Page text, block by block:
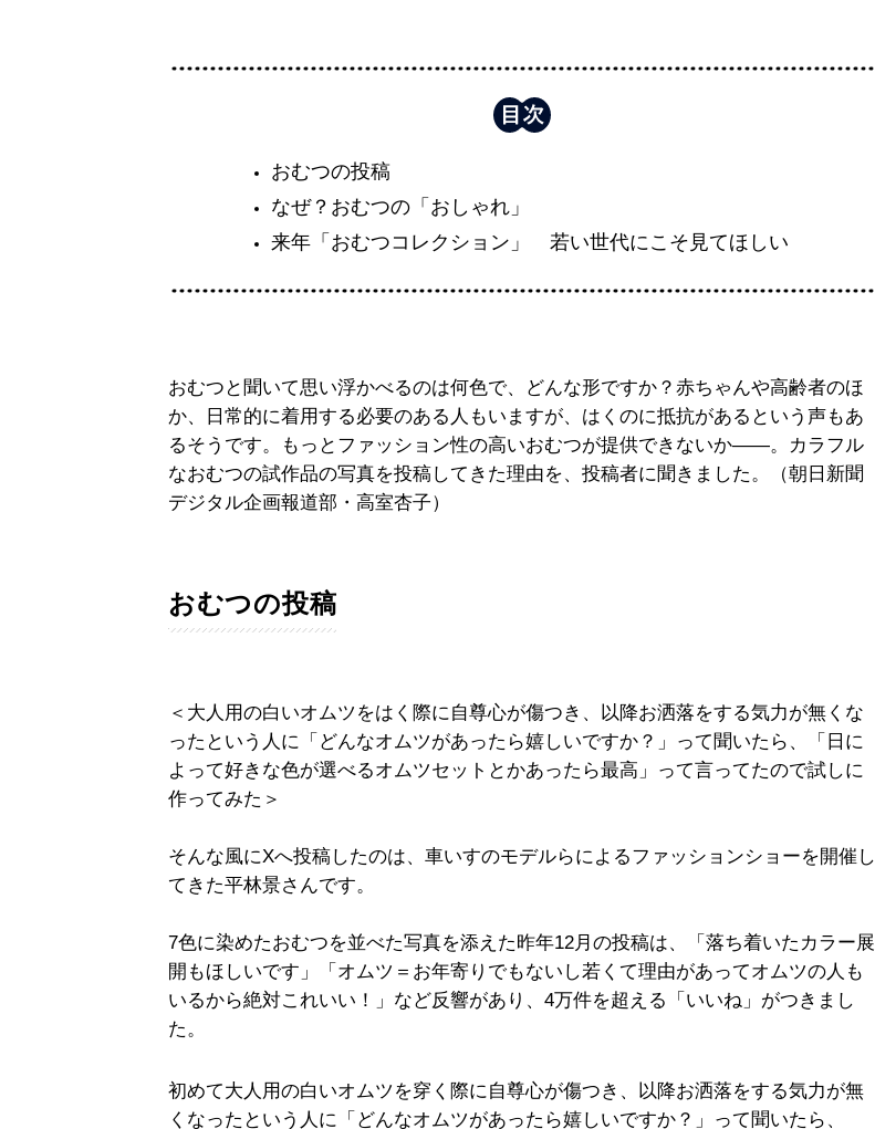
おむつの投稿
なぜ？おむつの「おしゃれ」
来年「おむつコレクション」 若い世代にこそ見てほしい
おむつと聞いて思い浮かべるのは何色で、どんな形ですか？赤ちゃんや高齢者のほ
か、日常的に着用する必要のある人もいますが、はくのに抵抗があるという声もあ
るそうです。もっとファッション性の高いおむつが提供できないか――。カラフル
なおむつの試作品の写真を投稿してきた理由を、投稿者に聞きました。（朝日新聞
デジタル企画報道部・高室杏子）
おむつの投稿
＜大人用の白いオムツをはく際に自尊心が傷つき、以降お洒落をする気力が無くな
ったという人に「どんなオムツがあったら嬉しいですか？」って聞いたら、「日に
よって好きな色が選べるオムツセットとかあったら最高」って言ってたので試しに
作ってみた＞
そんな風にXへ投稿したのは、車いすのモデルらによるファッションショーを開催し
てきた平林景さんです。
7色に染めたおむつを並べた写真を添えた昨年12月の投稿は、「落ち着いたカラー展
開もほしいです」「オムツ＝お年寄りでもないし若くて理由があってオムツの人も
いるから絶対これいい！」など反響があり、4万件を超える「いいね」がつきまし
た。
初めて大人用の白いオムツを穿く際に自尊心が傷つき、以降お洒落をする気力が無
くなったという人に「どんなオムツがあったら嬉しいですか？」って聞いたら、